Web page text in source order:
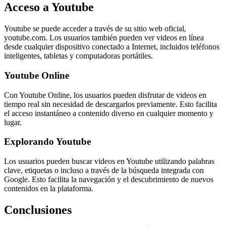
Acceso a Youtube
Youtube se puede acceder a través de su sitio web oficial,
youtube.com. Los usuarios también pueden ver videos en línea
desde cualquier dispositivo conectado a Internet, incluidos teléfonos
inteligentes, tabletas y computadoras portátiles.
Youtube Online
Con Youtube Online, los usuarios pueden disfrutar de videos en
tiempo real sin necesidad de descargarlos previamente. Esto facilita
el acceso instantáneo a contenido diverso en cualquier momento y
lugar.
Explorando Youtube
Los usuarios pueden buscar videos en Youtube utilizando palabras
clave, etiquetas o incluso a través de la búsqueda integrada con
Google. Esto facilita la navegación y el descubrimiento de nuevos
contenidos en la plataforma.
Conclusiones